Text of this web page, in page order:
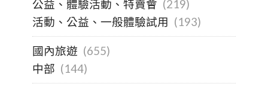
公益、體驗活動、特賣會 (219)
活動、公益、一般體驗試用 (193)
國內旅遊 (655)
中部 (144)